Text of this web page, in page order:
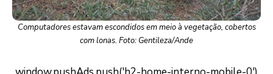
Computadores estavam escondidos em meio à vegetação, cobertos
com lonas. Foto: Gentileza/Ande